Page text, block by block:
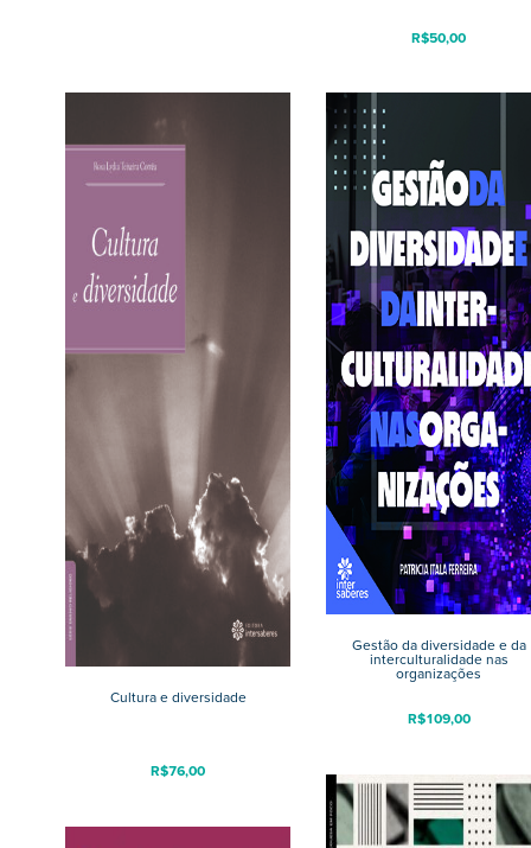
R$50,00
Gestão da diversidade e da
interculturalidade nas
organizações
R$109,00
Cultura e diversidade
R$76,00